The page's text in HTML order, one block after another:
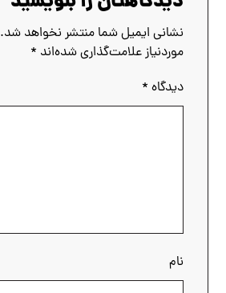
نشانی ایمیل شما منتشر نخواهد شد.
موردنیاز علامت‌گذاری شده‌اند *
دیدگاه *
نام